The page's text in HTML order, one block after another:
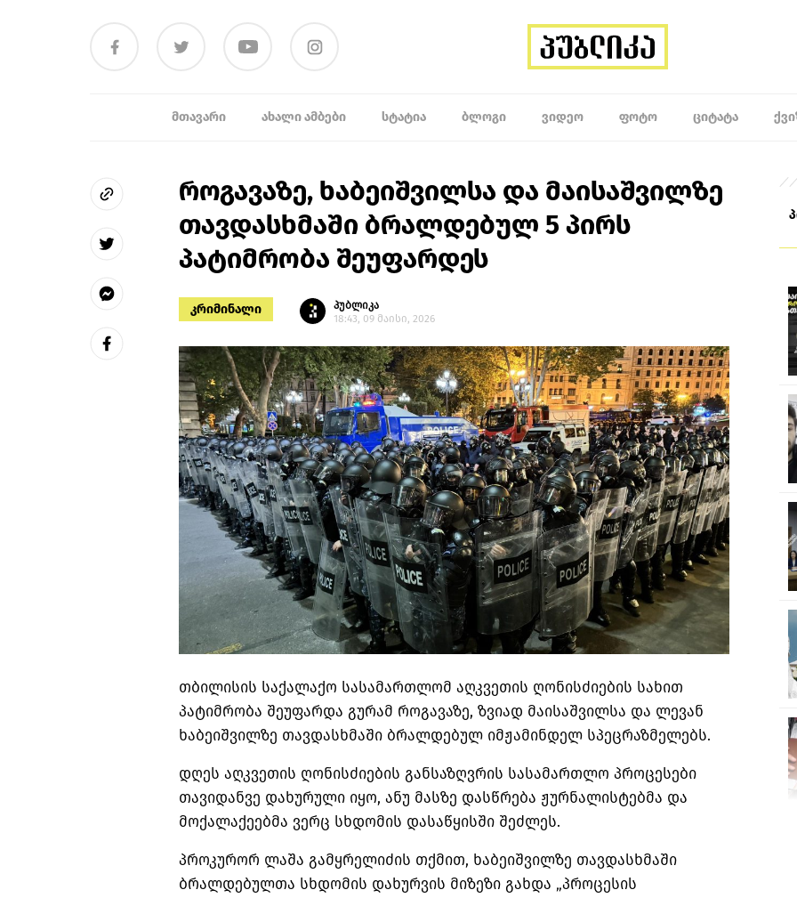
ᲛᲗᲐᲕᲐᲠᲘ ᲐᲮᲐᲚᲘ ᲐᲛᲑᲔᲑᲘ ᲡᲢᲐᲢᲘᲐ ᲑᲚᲝᲒᲘ ᲕᲘᲓᲔᲝ ᲤᲝᲢᲝ ᲪᲘᲢᲐᲢᲐ
როგავაზე, ხაბეიშვილსა და მაისაშვილზე
თავდასხმაში ბრალდებულ 5 პირს
პატიმრობა შეუფარდეს
კრიმინალი
პუბლიკა
18:43, 09 მაისი, 2026
თბილისის საქალაქო სასამართლომ აღკვეთის ღონისძიების სახით
პატიმრობა შეუფარდა გურამ როგავაზე, ზვიად მაისაშვილსა და ლევან
ხაბეიშვილზე თავდასხმაში ბრალდებულ იმჟამინდელ სპეცრაზმელებს.
დღეს აღკვეთის ღონისძიების განსაზღვრის სასამართლო პროცესები
თავიდანვე დახურული იყო, ანუ მასზე დასწრება ჟურნალისტებმა და
მოქალაქეებმა ვერც სხდომის დასაწყისში შეძლეს.
პროკურორ ლაშა გამყრელიძის თქმით, ხაბეიშვილზე თავდასხმაში
ბრალდებულთა სხდომის დახურვის მიზეზი გახდა „პროცესის